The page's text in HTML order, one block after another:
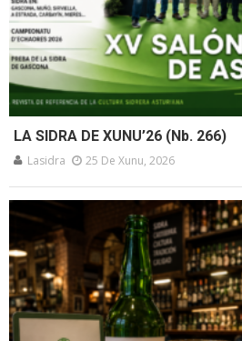
LA SIDRA DE XUNU’26 (Nb. 266)
Lasidra 25 De Xunu, 2026